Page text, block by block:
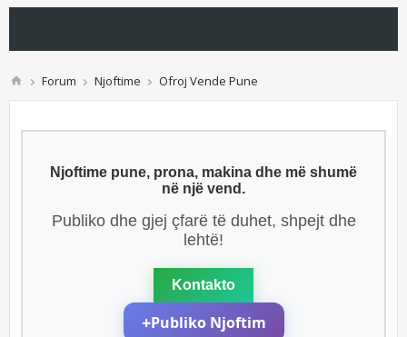
Forum Njoftime Ofroj Vende Pune
Njoftime pune, prona, makina dhe më shumë
në një vend.
Publiko dhe gjej çfarë të duhet, shpejt dhe
lehtë!
Kontakto
+Publiko Njoftim